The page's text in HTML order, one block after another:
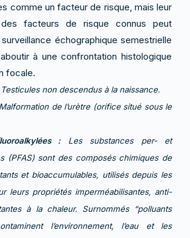
comme un facteur de risque, mais leur
facteurs de risque connus peut
échographique semestrielle
à une confrontation histologique
focale.
non descendus à la naissance.
de l’urètre (orifice situé sous le
:Les substances per- et
(PFAS) sont des composés chimiques de
et bioaccumulables, utilisés depuis les
leurs propriétés imperméabilisantes, anti-
à la chaleur. Surnommés “polluants
l’environnement, l’eau et les